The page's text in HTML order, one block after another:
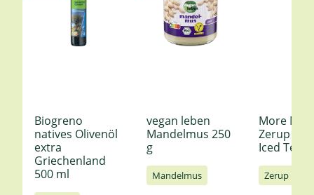
Biogreno
natives Olivenöl
extra
Griechenland
500 ml
vegan leben
Mandelmus 250
g
Mandelmus
More
Zerup
Iced Tea
Zerup